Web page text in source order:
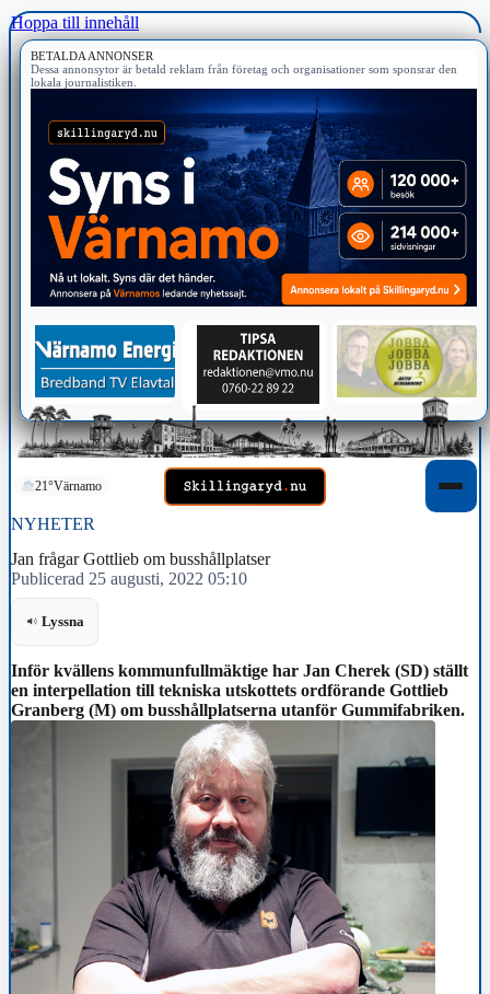
Hoppa till innehåll
BETALDA ANNONSER
Dessa annonsytor är betald reklam från företag och organisationer som sponsrar den
lokala journalistiken.
21°Värnamo
NYHETER
Jan frågar Gottlieb om busshållplatser
Publicerad 25 augusti, 2022 05:10
Lyssna
Inför kvällens kommunfullmäktige har Jan Cherek (SD) ställt
en interpellation till tekniska utskottets ordförande Gottlieb
Granberg (M) om busshållplatserna utanför Gummifabriken.